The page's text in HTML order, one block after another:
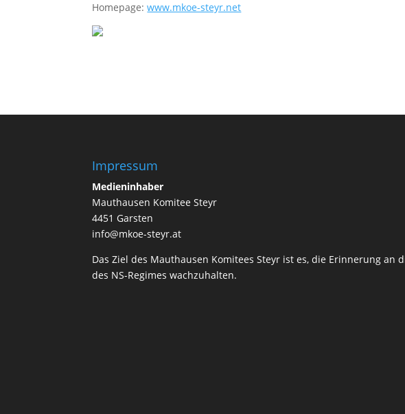
Homepage:www.mkoe-steyr.net
Impressum
Medieninhaber
Mauthausen Komitee Steyr
4451 Garsten
info@mkoe-steyr.at
Das Ziel des Mauthausen Komitees Steyr ist es, die Erinnerung an
des NS-Regimes wachzuhalten.